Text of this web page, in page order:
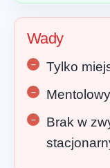
Wady
Tylko
Brak w